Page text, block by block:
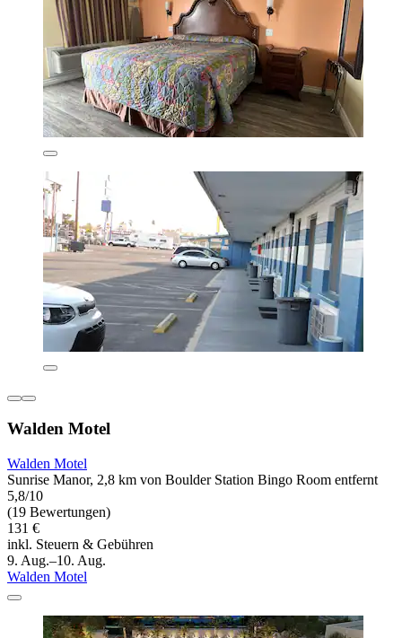
Walden Motel
Walden Motel
Sunrise Manor, 2,8 km von Boulder Station Bingo Room entfernt
5,8/10
(19 Bewertungen)
131 €
inkl. Steuern & Gebühren
9. Aug.–10. Aug.
Walden Motel